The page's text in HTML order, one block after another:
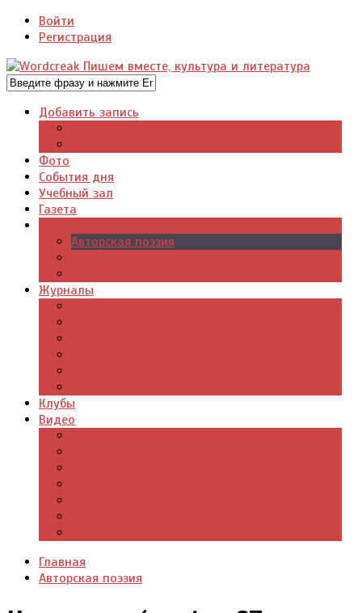
Войти
Регистрация
Добавить запись
Фото
События дня
Учебный зал
Газета
Авторская поэзия
Журналы
Клубы
Видео
Главная
Авторская поэзия